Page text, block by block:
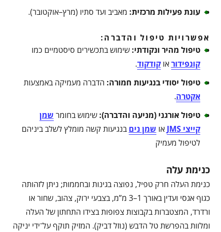
עונת פעילות מרכזית: מאביב ועד סתיו (מרץ–אוקטובר).
אפשרויות טיפול והדברה:
טיפול מהיר ונקודתי: שימוש בתכשירים סיסטמיים כמו
קונפידוראוקודקוד.
טיפול יסודי בנגיעות חמורה: הדברה מעמיקה באמצעות
אקטרה.
טיפול אורגני (מניעה והדברה): שימוש בחומר שמן
קייצי JMS
או שמן נים בנגיעות קשה מומלץ לשלב ביניהם
לטיפול מעמיק
כנימת עלה
כנימת העלה חרק טפיל, נפוצה בגינות ובחממות; ניתן לזהותה
כגוף אגסי ועדין באורך 1–3 מ”מ, בצבעי ירוק, צהוב, שחור או
ורדרד, המצטברות בקבוצות צפופות בצידו התחתון של העלה
ומלוות בהפרשת טל הדבש (נוזל דביק). המזיק תוקף על־ידי יניקה